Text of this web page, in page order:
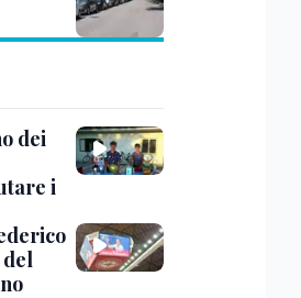
dei
i
del